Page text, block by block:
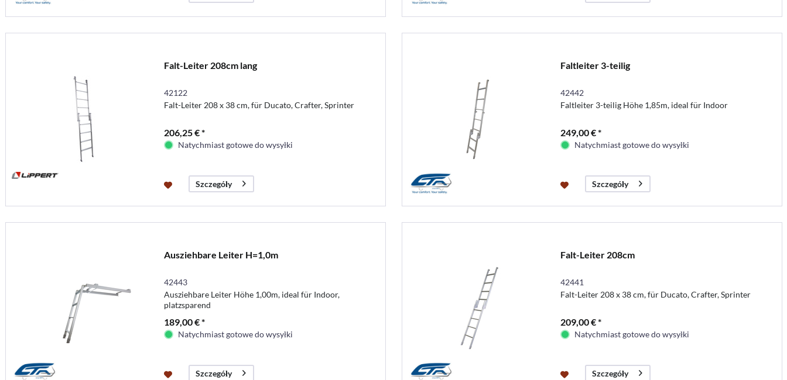
Falt-Leiter 208cm lang
42122
Falt-Leiter 208 x 38 cm, für Ducato, Crafter, Sprinter
206,25 € *
Natychmiast gotowe do wysyłki
Szczegóły
Faltleiter 3-teilig
42442
Faltleiter 3-teilig Höhe 1,85m, ideal für Indoor
249,00 € *
Natychmiast gotowe do wysyłki
Szczegóły
Ausziehbare Leiter H=1,0m
42443
Ausziehbare Leiter Höhe 1,00m, ideal für Indoor,
platzsparend
189,00 € *
Natychmiast gotowe do wysyłki
Szczegóły
Falt-Leiter 208cm
42441
Falt-Leiter 208 x 38 cm, für Ducato, Crafter, Sprinter
209,00 € *
Natychmiast gotowe do wysyłki
Szczegóły